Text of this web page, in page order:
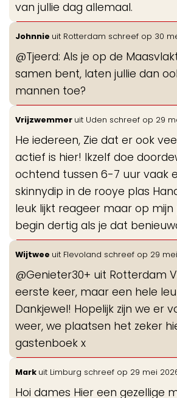
van jullie dag allemaal.
Johnnie uit Rotterdam schreef op 30
@Tjeerd: Als je op de
samen bent, laten jullie dan
mannen toe?
Vrijzwemmer uit Uden schreef op 29
He iedereen, Zie dat er ook
actief is hier! Ikzelf doe
ochtend tussen 6-7 uur vaak
skinnydip in de rooye plas
leuk lijkt reageer maar op mijn
begin dertig als je dat
Wijtwee uit Flevoland schreef op 29
@Genieter30+ uit Rotterdam
eerste keer, maar een hele
Dankjewel! Hopelijk zijn we er
weer, we plaatsen het zeker
gastenboek x
Mark uit Limburg schreef op 29 mei
Hoi dames Hier een gezellige